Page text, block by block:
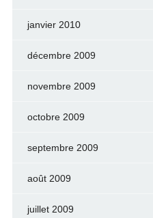
janvier 2010
décembre 2009
novembre 2009
octobre 2009
septembre 2009
août 2009
juillet 2009